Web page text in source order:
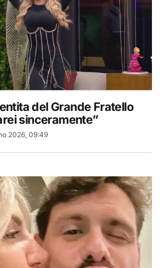
del Grande Fratello
sinceramente”
2026, 09:49